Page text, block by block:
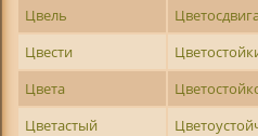
Цвель
Цвести
Цвета
Цветастый